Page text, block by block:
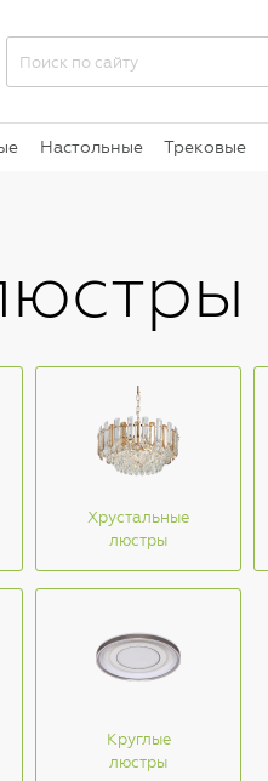
Настольные Трековые
Хрустальные
люстры
Круглые
люстры